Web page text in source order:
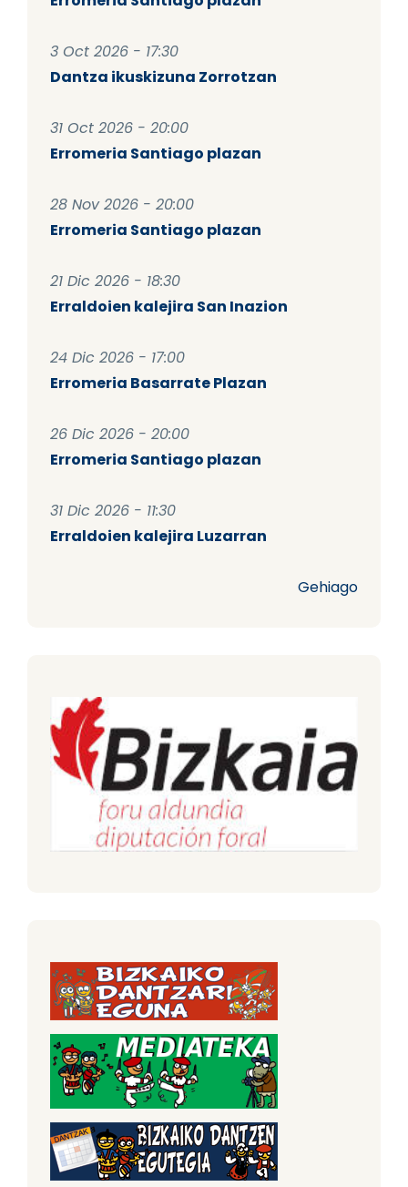
3 Oct 2026 - 17:30
Dantza ikuskizuna Zorrotzan
31 Oct 2026 - 20:00
Erromeria Santiago plazan
28 Nov 2026 - 20:00
Erromeria Santiago plazan
21 Dic 2026 - 18:30
Erraldoien kalejira San Inazion
24 Dic 2026 - 17:00
Erromeria Basarrate Plazan
26 Dic 2026 - 20:00
Erromeria Santiago plazan
31 Dic 2026 - 11:30
Erraldoien kalejira Luzarran
Gehiago